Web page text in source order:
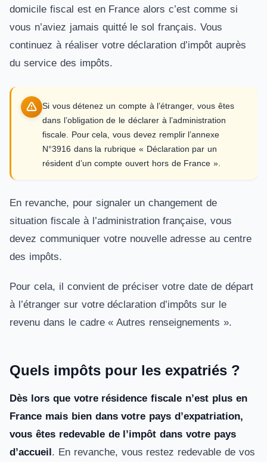
domicile fiscal est en France alors c’est comme si
vous n’aviez jamais quitté le sol français. Vous
continuez à réaliser votre déclaration d’impôt auprès
du service des impôts.
Si vous détenez un compte à l’étranger, vous êtes
dans l’obligation de le déclarer à l’administration
fiscale. Pour cela, vous devez remplir l’annexe
N°3916 dans la rubrique « Déclaration par un
résident d’un compte ouvert hors de France ».
En revanche, pour signaler un changement de
situation fiscale à l’administration française, vous
devez communiquer votre nouvelle adresse au centre
des impôts.
Pour cela, il convient de préciser votre date de départ
à l’étranger sur votre déclaration d’impôts sur le
revenu dans le cadre « Autres renseignements ».
Quels impôts pour les expatriés ?
Dès lors que votre résidence fiscale n’est plus en
France mais bien dans votre pays d’expatriation,
vous êtes redevable de l’impôt dans votre pays
d’accueil. En revanche, vous restez redevable de vos